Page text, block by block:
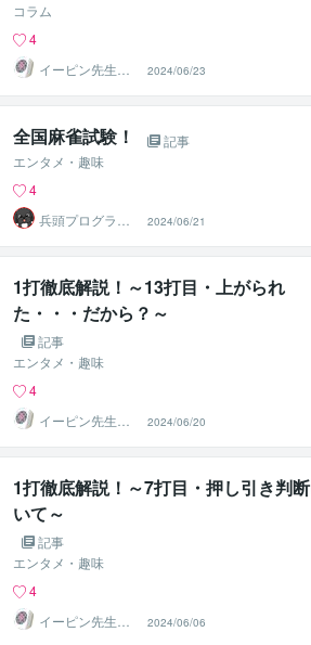
コラム
4
イーピン先生＠
麻雀段位検定保
持者
2024/06/23
全国麻雀試験！
記事
エンタメ・趣味
4
兵頭プログラム
研究所
2024/06/21
1打徹底解説！～13打目・上がられ
た・・・だから？～
記事
エンタメ・趣味
4
イーピン先生＠
麻雀段位検定保
持者
2024/06/20
1打徹底解説！～7打目・押し引き判
いて～
記事
エンタメ・趣味
4
イーピン先生＠
麻雀段位検定保
2024/06/06